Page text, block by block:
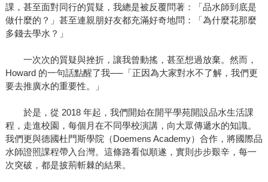
課，甚至面對同行的質疑，我總是被反覆問著：「品水師到底是
做什麼的？」甚至連親朋好友都充滿好奇地問：「為什麼花那麼
多錢去學水？」
一次次的質疑與挫折，讓我曾動搖，甚至想過放棄。然而，
Howard 的一句話點醒了我──「正因為大家對水不了解，我們更
要去推廣水的重要性。」
於是，從 2018 年起，我們開始在開平學苑開設品水生活課
程，走進校園，每個月在不同學校演講，向大眾傳遞水的知識。
我們更與德國杜門斯學院（Doemens Academy）合作，將國際品
水師證照課程帶入台灣。這條路看似順遂，實則步步艱辛，每一
次突破，都是披荊斬棘的結果。